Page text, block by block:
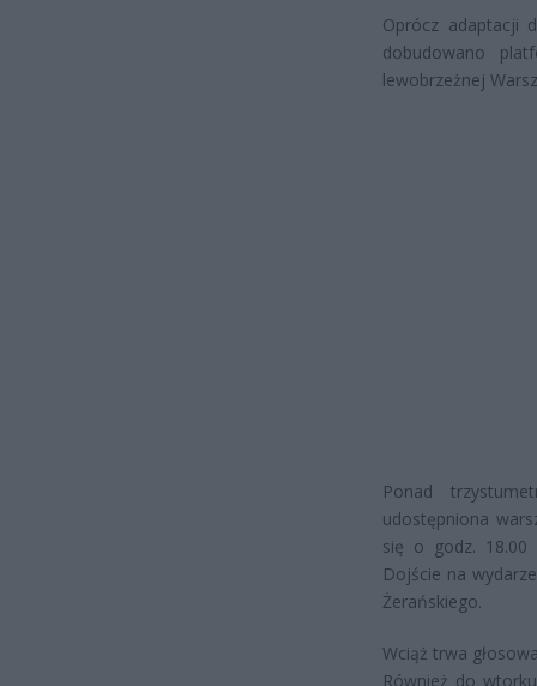
Oprócz adaptacji
dobudowano
lewobrzeżnej
Ponad
udostępniona
się o godz. 18.00
Dojście na
Żerańskiego.
Wciąż trwa
Również do